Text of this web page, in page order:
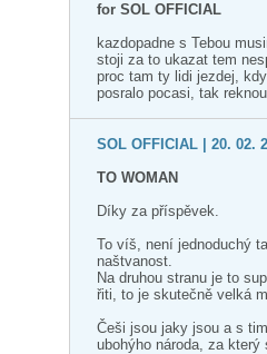
for SOL OFFICIAL
kazdopadne s Tebou
stoji za to ukazat tem
proc tam ty lidi jezdej,
posralo pocasi, tak
SOL OFFICIAL | 20. 02.
TO WOMAN
Díky za příspěvek.
To víš, není jednoduchý
naštvanost.
Na druhou stranu je to
řiti, to je skutečně velká
Češi jsou jaky jsou a s
ubohýho národa, za